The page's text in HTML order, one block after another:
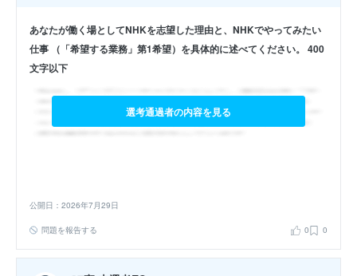
あなたが働く場としてNHKを志望した理由と、NHKでやってみたい
仕事 （「希望する業務」第1希望）を具体的に述べてください。 400
文字以下
選考通過者の内容を見る
公開日：2026年7月29日
問題を報告する 0 0